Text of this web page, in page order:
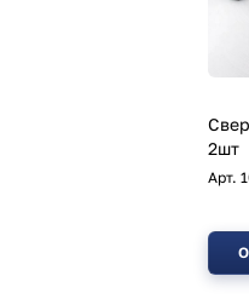
2шт
Арт.